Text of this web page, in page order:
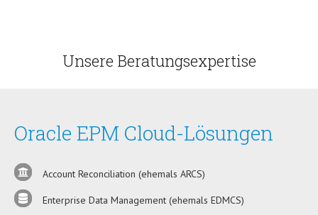
Unsere Beratungsexpertise
Oracle EPM Cloud-Lösungen
Account Reconciliation (ehemals ARCS)
Enterprise Data Management (ehemals EDMCS)